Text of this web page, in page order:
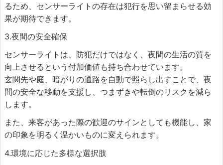
るため、センサーライトの存在は犯行を思い留まらせる効
果が期待できます。
3.夜間の安全確保
センサーライトは、防犯だけではなく、夜間の生活の質を
向上させるという付加価値も持ち合わせています。
玄関先や庭、暗がりの通路を自動で照らし出すことで、夜
間の安全な移動を支援し、つまずきや転倒のリスクを減ら
します。
また、来客があった際の歓迎のサインとしても機能し、家
の印象を明るく温かいものに変えられます。
4.環境に応じた多様な選択肢